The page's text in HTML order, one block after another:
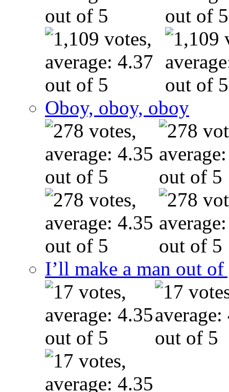
Oboy, oboy, oboy
I’ll make a man out